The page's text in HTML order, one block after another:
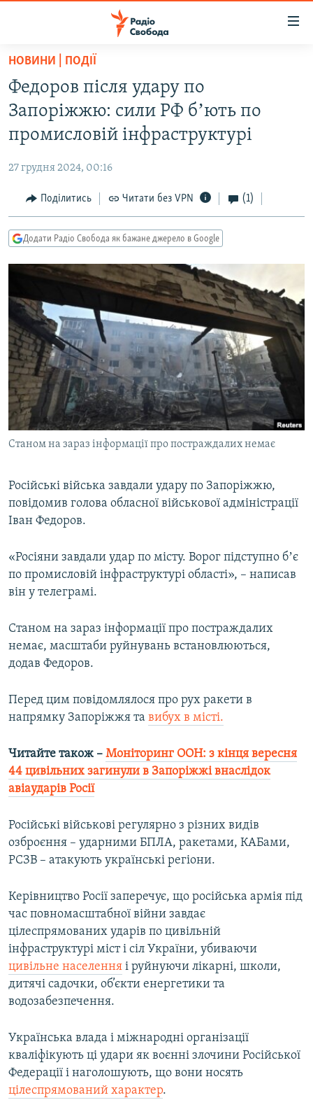
Перейти
основного
матеріалу
Перейти
до
основної
навігації
Перейти
до
пошуку
ВСЕ ЗА ДОБУ
СТАТТІ
ЕКОНОМІКА
СУСПІЛЬСТВО
УКРАЇНА
СВІТ
РОСІЙСЬКА «ФІЛЬТРАЦІЯ»
ДОНБАС.РЕАЛІЇ
ТИ ЯК?
СХЕМИ
КИТАЙ.ВИКЛИКИ
МУЛЬТИМЕДІА
ФОТО
СПЕЦПРОЄКТИ
ПОДКАСТИ
КРИМ РЕАЛІЇ
УКР
КТАТ
Усі сайти RFE/RL
НОВИНИ | ПОДІЇ
Федоров після удару по
Запоріжжю: сили РФ бʼють по
промисловій інфраструктурі
27 грудня 2024, 00:16
Поділитись Читати без VPN (1)
Додати Радіо Свобода як бажане джерело в Google
Станом на зараз інформації про постраждалих немає
Російські війська завдали удару по Запоріжжю,
повідомив голова обласної військової адміністрації
Іван Федоров.
«Росіяни завдали удар по місту. Ворог підступно бʼє
по промисловій інфраструктурі області», – написав
він у телеграмі.
Станом на зараз інформації про постраждалих
немає, масштаби руйнувань встановлюються,
додав Федоров.
Перед цим повідомлялося про рух ракети в
напрямку Запоріжжя та вибух в місті.
Читайте також – Моніторинг ООН: з кінця вересня
44 цивільних загинули в Запоріжжі внаслідок
авіаударів Росії
Російські військові регулярно з різних видів
озброєння – ударними БПЛА, ракетами, КАБами,
РСЗВ – атакують українські регіони.
Керівництво Росії заперечує, що російська армія під
час повномасштабної війни завдає
цілеспрямованих ударів по цивільній
інфраструктурі міст і сіл України, убиваючи
цивільне населення і руйнуючи лікарні, школи,
дитячі садочки, об’єкти енергетики та
водозабезпечення.
Українська влада і міжнародні організації
кваліфікують ці удари як воєнні злочини Російської
Федерації і наголошують, що вони носять
цілеспрямований характер.